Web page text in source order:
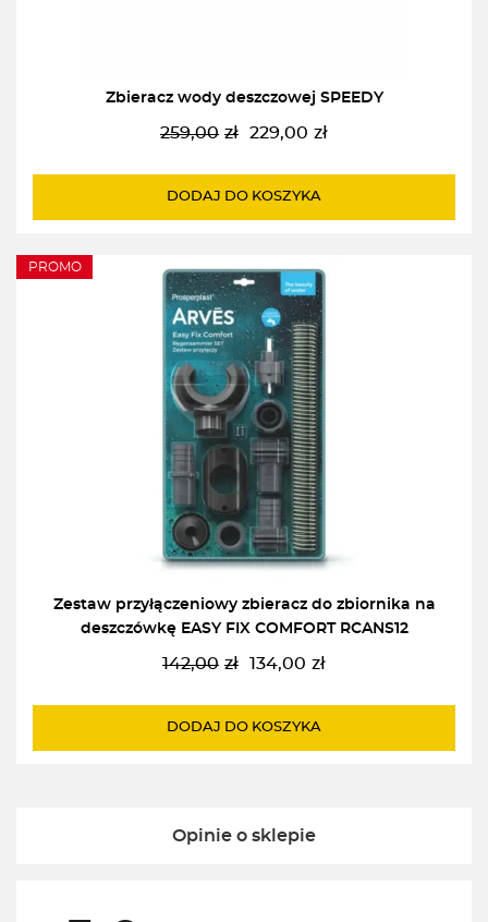
Zbieracz wody deszczowej SPEEDY
259,00 zł
Pierwotna
wynosiła:
229,00 zł
Aktualna
wynosi:
DODAJ DO KOSZYKA
PROMO
Zestaw przyłączeniowy zbieracz do zbiornika na
deszczówkę EASY FIX COMFORT RCANS12
142,00 zł
Pierwotna
wynosiła:
134,00 zł
Aktualna
wynosi:
DODAJ DO KOSZYKA
Opinie o sklepie